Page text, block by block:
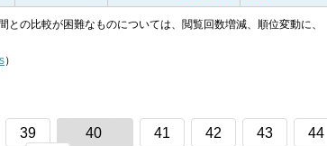
との比較が困難なものについては、閲覧回数増減、順位変動に、
）
39 40 41 42 43
44